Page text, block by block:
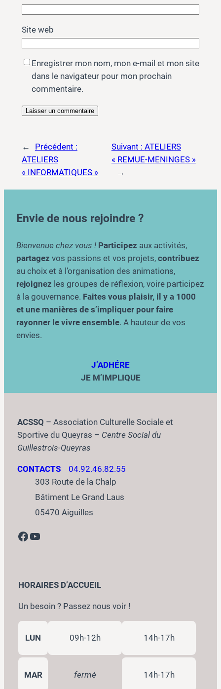
Site web
Enregistrer mon nom, mon e-mail et mon site
dans le navigateur pour mon prochain
commentaire.
←
Précédent :
ATELIERS
« INFORMATIQUES »
Suivant : ATELIERS
« REMUE-MENINGES »
→
Envie de nous rejoindre ?
Bienvenue chez vous ! Participez aux activités,
partagez vos passions et vos projets, contribuez
au choix et à l’organisation des animations,
rejoignez les groupes de réflexion, voire participez
à la gouvernance. Faites vous plaisir, il y a 1000
et une manières de s’impliquer pour faire
rayonner le vivre ensemble. A hauteur de vos
envies.
J’ADHÉRE
JE M’IMPLIQUE
ACSSQ – Association Culturelle Sociale et
Sportive du Queyras – Centre Social du
Guillestrois-Queyras
CONTACTS
04.92.46.82.55
303 Route de la Chalp
Bâtiment Le Grand Laus
05470 Aiguilles
Facebook YouTube
HORAIRES D’ACCUEIL
Un besoin ? Passez nous voir !
LUN 09h-12h 14h-17h
MAR fermé 14h-17h